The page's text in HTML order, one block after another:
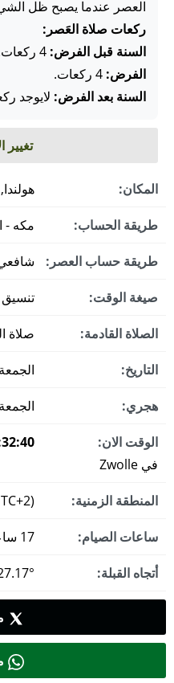
العصر عندما يصبح ظل
ركعات صلاة العَصر:
السنة قبل الفرض:
الفرض:
السنة بعد الفرض: لايوجد
تغيير
المكان: هولندا, Zwolle
طريقة الحساب: مكه -
طريقة حساب العصر:
صيغة الوقت: تنسيق 12 ساعة
الصلاة القادمة: صلاة
التاريخ: الجمعة, 7 أغسطس 2026
هجري: الجمعة, 24 صفر
الوقت الان: PM
في Zwolle
المنطقة الزمنية:
ساعات الصيام:
أتجاه القبلة: